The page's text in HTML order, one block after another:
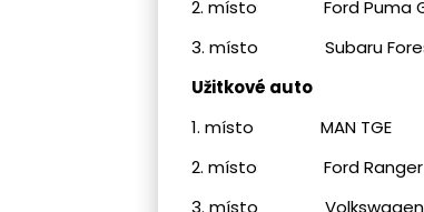
2. místo Ford Puma
3. místo Subaru
Užitkové auto
1. místo MAN TGE
2. místo Ford Ranger
3. místo Volkswagen